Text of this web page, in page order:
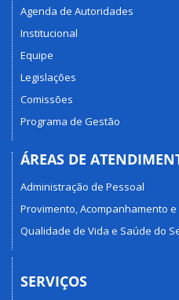
Agenda de Autoridades
Institucional
Equipe
Legislações
Comissões
Programa de Gestão
ÁREAS DE
Administração de Pessoal
Provimento, Acompanhamento
Qualidade de Vida e Saúde do
SERVIÇOS